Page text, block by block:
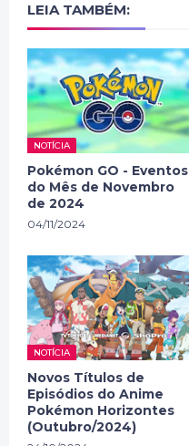
LEIA TAMBÉM:
NOTÍCIA
Pokémon GO - Eventos
do Mês de Novembro
de 2024
04/11/2024
NOTÍCIA
Novos Títulos de
Episódios do Anime
Pokémon Horizontes
(Outubro/2024)